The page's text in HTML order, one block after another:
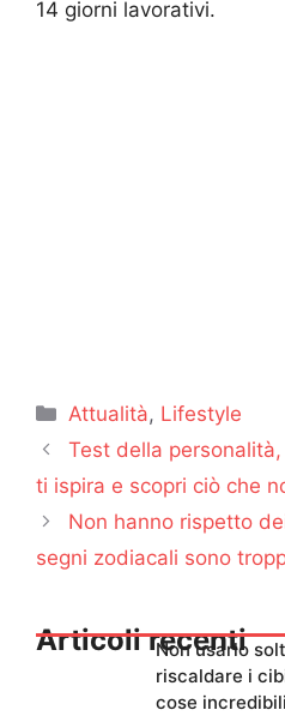
14 giorni lavorativi.
Categorie
Attualità, Lifestyle
Test della
ti ispira e scopri ciò che
Non hanno rispetto
segni zodiacali sono
Articoli recenti
Non usarlo
riscaldare i
cose